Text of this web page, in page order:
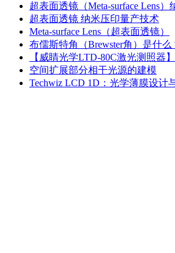
超表面透镜（Meta-surface Lens
超表面透镜 纳米压印量产技术
Meta-surface Lens（超表面透镜）
布儒斯特角（Brewster角）是什
【威睛光学LTD‑80C激光测照
空间扩展部分相干光源的建模
Techwiz LCD 1D：光学薄膜设计